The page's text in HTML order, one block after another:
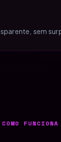
sem
COMO FUNCIONA